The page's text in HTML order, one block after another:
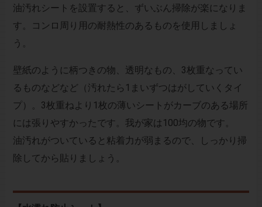
油汚れシートを設置すると、ずいぶん掃除が楽になりま
す。コンロ周り用の耐熱性のあるものを使用しましょ
う。
壁紙のように柄つきの物、透明なもの、3枚重なってい
るものなどなど（汚れたら1まいずつはがしていくタイ
プ）。3枚重ねより1枚の薄いシートがカーブのある場所
には張りやすかったです。我が家は100均の物です。
油汚れがついていると粘着力が弱まるので、しっかり掃
除してから貼りましょう。